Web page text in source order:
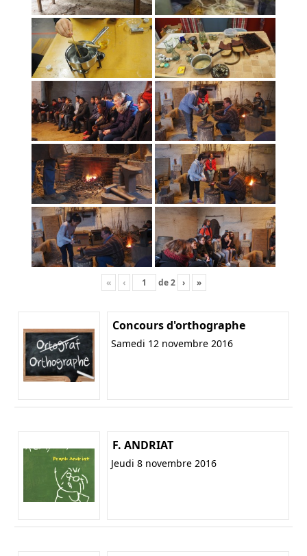
« ‹ de2 › »
Concours d'orthographe
Samedi 12 novembre 2016
F. ANDRIAT
Jeudi 8 novembre 2016